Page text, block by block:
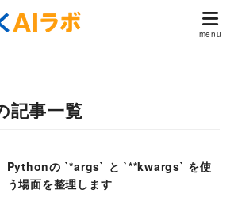
記事一覧
Pythonの `*args` と `**kwargs` を使
う場面を整理します